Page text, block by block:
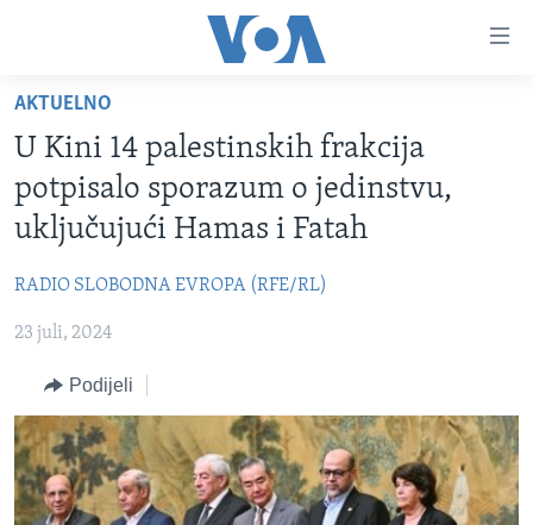
glavni
sadržaj
na
glavnu
Idi
na
pretragu
FOTOGRAFIJE DANA
VIJESTI
SJEDINJENE AMERIČKE DRŽAVE
BOSNA I HERCEGOVINA
SVIJET
NAUKA I TEHNOLOGIJA
SPECIJALNI PROJEKTI
KORUPCIJA
SLOBODA MEDIJA
ŽENSKA STRANA
IZBJEGLIČKA STRANA
AKTUELNO
U Kini 14 palestinskih frakcija
potpisalo sporazum o jedinstvu,
uključujući Hamas i Fatah
RADIO SLOBODNA EVROPA (RFE/RL)
23 juli, 2024
Podijeli